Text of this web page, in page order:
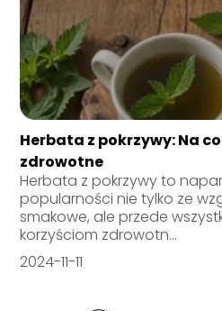
Herbata z pokrzywy: Na
zdrowotne
Herbata z pokrzywy to
popularności nie tylko ze
smakowe, ale przede
korzyściom zdrowotn...
2024-11-11